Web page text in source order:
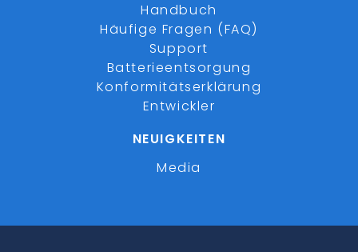
Handbuch
Häufige Fragen (FAQ)
Support
Batterieentsorgung
Konformitätserklärung
Entwickler
NEUIGKEITEN
Media